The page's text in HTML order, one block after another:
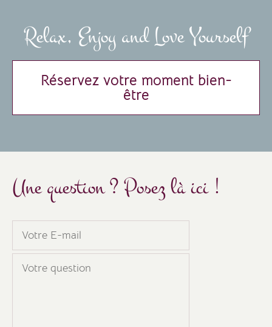
Relax, Enjoy and Love Yourself
Réservez votre moment bien-
être
Une question ? Posez là ici !